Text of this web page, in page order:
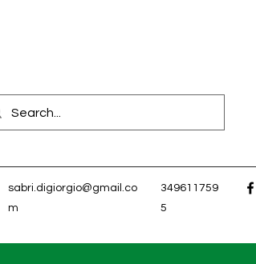
sabri.digiorgio@gmail.co
m
349611759
5